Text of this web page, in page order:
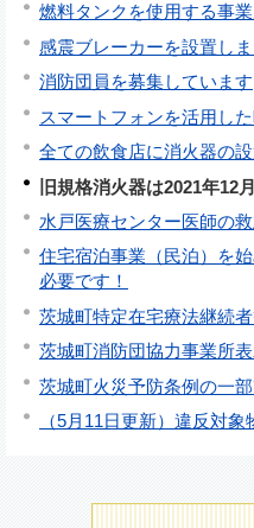
燃料タンクを使用する事
感震ブレーカーを設置しま
消防団員を募集しています
スマートフォンを活用し
全ての飲食店に消火器の
旧規格消火器は2021年12
水戸医療センター医師の
住宅宿泊事業（民泊）を
必要です！
茨城町特定在宅療法継続
茨城町消防団協力事業所
茨城町火災予防条例の一
（5月11日更新）違反対